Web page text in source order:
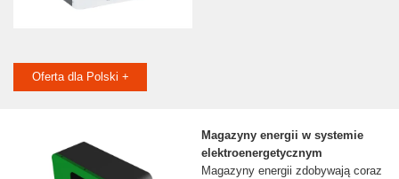
Oferta dla Polski +
Magazyny energii w systemie
elektroenergetycznym
Magazyny energii zdobywają coraz